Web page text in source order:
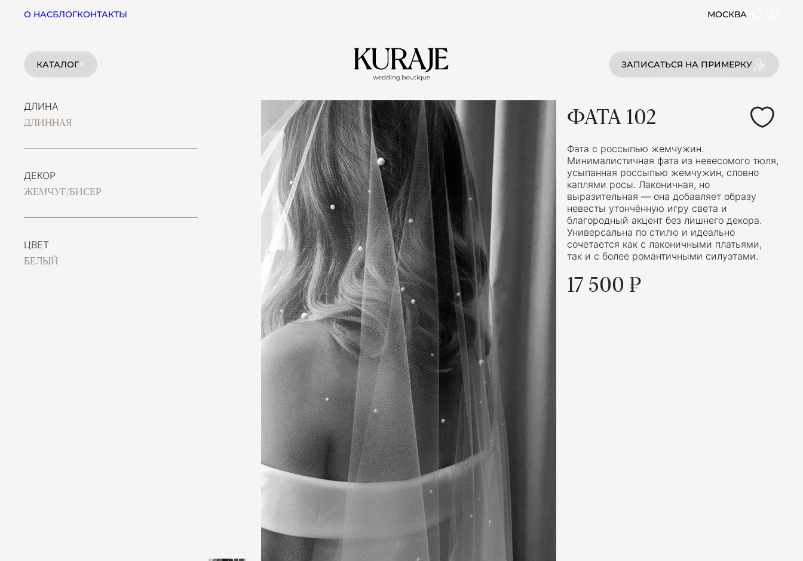
О НАСБЛОГКОНТАКТЫ МОСКВА
КАТАЛОГ ЗАПИСАТЬСЯ НА ПРИМЕРКУ
ДЛИНА
ДЛИННАЯ
ДЕКОР
ЖЕМЧУГ/БИСЕР
ЦВЕТ
БЕЛЫЙ
ФАТА 102
Фата с россыпью жемчужин.
Минималистичная фата из невесомого тюля,
усыпанная россыпью жемчужин, словно
каплями росы. Лаконичная, но
выразительная — она добавляет образу
невесты утончённую игру света и
благородный акцент без лишнего декора.
Универсальна по стилю и идеально
сочетается как с лаконичными платьями,
так и с более романтичными силуэтами.
17 500 ₽